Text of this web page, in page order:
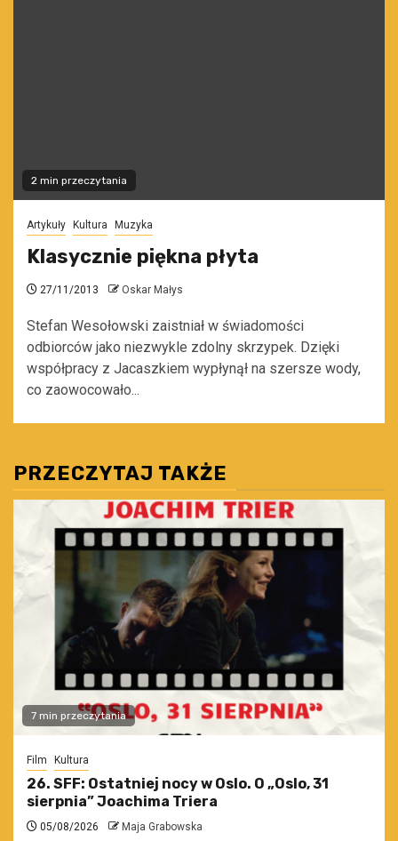
2 min przeczytania
Artykuły Kultura Muzyka
Klasycznie piękna płyta
27/11/2013 Oskar Małys
Stefan Wesołowski zaistniał w świadomości
odbiorców jako niezwykle zdolny skrzypek. Dzięki
współpracy z Jacaszkiem wypłynął na szersze wody,
co zaowocowało...
PRZECZYTAJ TAKŻE
7 min przeczytania
Film Kultura
26. SFF: Ostatniej nocy w Oslo. O „Oslo, 31
sierpnia” Joachima Triera
05/08/2026 Maja Grabowska